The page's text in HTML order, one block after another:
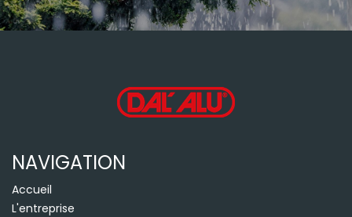
NAVIGATION
Accueil
L'entreprise